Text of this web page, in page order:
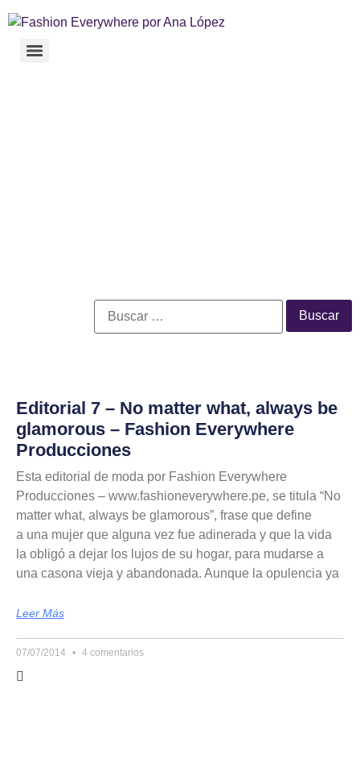
Editorial 7 – No matter what, always be
glamorous – Fashion Everywhere
Producciones
Esta editorial de moda por Fashion Everywhere
Producciones – www.fashioneverywhere.pe, se titula “No
matter what, always be glamorous”, frase que define
a una mujer que alguna vez fue adinerada y que la vida
la obligó a dejar los lujos de su hogar, para mudarse a
una casona vieja y abandonada. Aunque la opulencia ya
Leer Más
07/07/2014 4 comentarios